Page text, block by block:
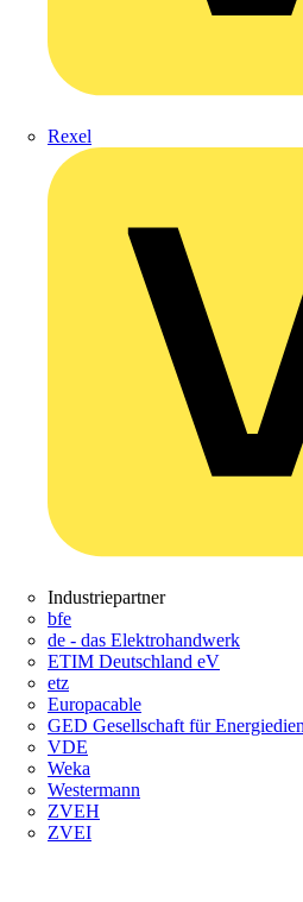
Rexel
Industriepartner
bfe
de - das Elektrohandwerk
ETIM Deutschland eV
etz
Europacable
GED Gesellschaft für
VDE
Weka
Westermann
ZVEH
ZVEI